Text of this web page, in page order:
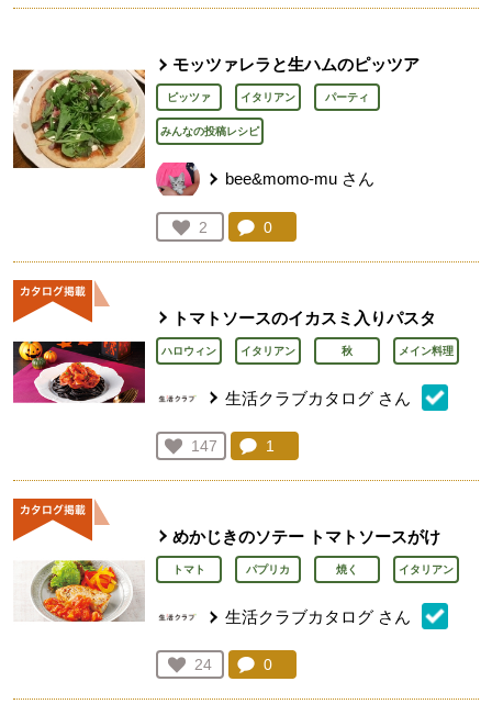
モッツァレラと生ハムのピッツア
ピッツァ イタリアン パーティ
みんなの投稿レシピ
bee&momo-mu さん
お気に入り登録：
2
人が登録
コメント：
0
トマトソースのイカスミ入りパスタ
ハロウィン イタリアン 秋 メイン料理
生活クラブカタログ さん
お気に入り登録：
147
人が登録
コメント：
1
めかじきのソテー トマトソースがけ
トマト パプリカ 焼く イタリアン
生活クラブカタログ さん
お気に入り登録：
24
人が登録
コメント：
0